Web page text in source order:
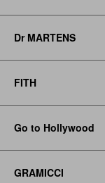
Dr MARTENS
FITH
Go to Hollywood
GRAMICCI